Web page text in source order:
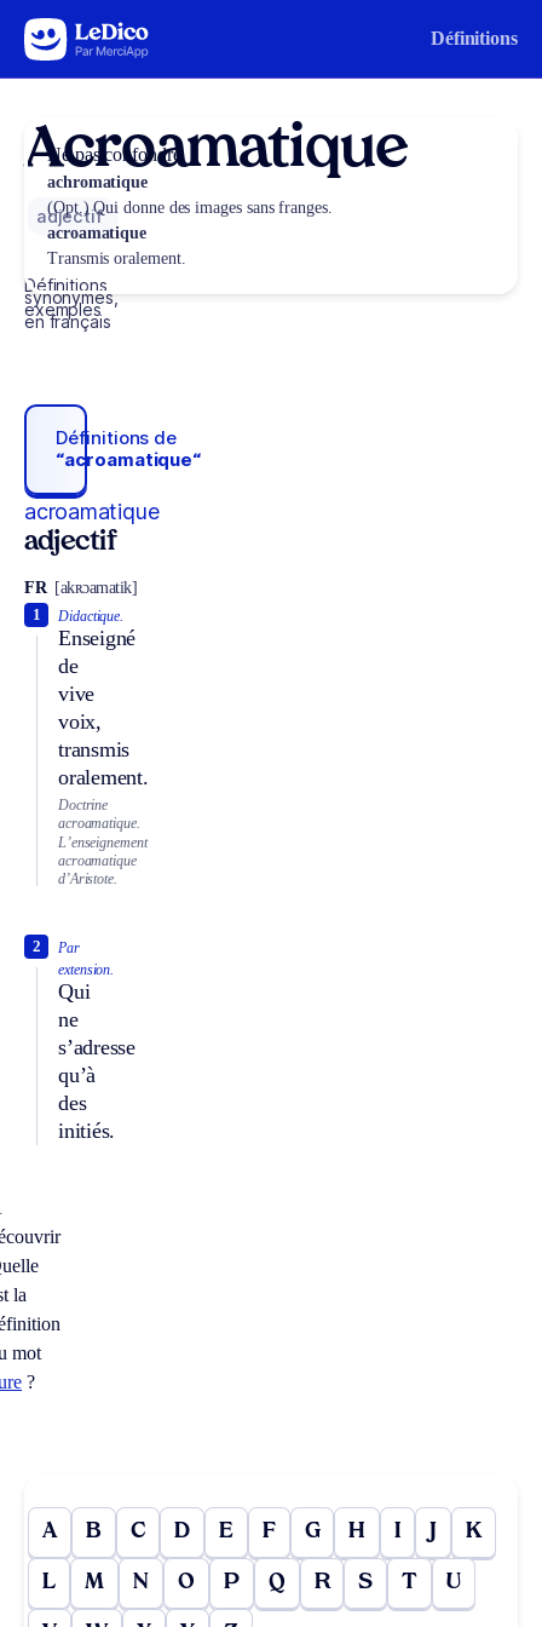
Aller au contenu Définitions
Acroamatique
adjectif
Définitions,
synonymes,
exemples
en français
Définitions de
“acroamatique“
acroamatique
adjectif
FR [akʀɔamatik]
Didactique.
Enseigné
de
vive
voix,
transmis
oralement.
1
Doctrine
acroamatique.
L’enseignement
acroamatique
d’Aristote.
Par
extension.
Qui
ne
s’adresse
qu’à
des
initiés.
2
la
mot
?
Ne pas confondre
achromatique
(Opt.) Qui donne des images sans franges.
acroamatique
Transmis oralement.
A B C D E F G H I J K
L M N O P Q R S T U